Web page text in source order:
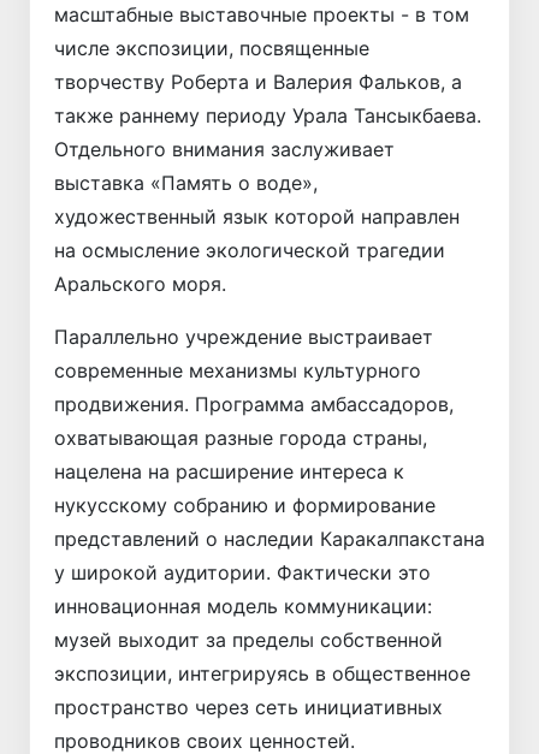
масштабные выставочные проекты - в том
числе экспозиции, посвященные
творчеству Роберта и Валерия Фальков, а
также раннему периоду Урала Тансыкбаева.
Отдельного внимания заслуживает
выставка «Память о воде»,
художественный язык которой направлен
на осмысление экологической трагедии
Аральского моря.
Параллельно учреждение выстраивает
современные механизмы культурного
продвижения. Программа амбассадоров,
охватывающая разные города страны,
нацелена на расширение интереса к
нукусскому собранию и формирование
представлений о наследии Каракалпакстана
у широкой аудитории. Фактически это
инновационная модель коммуникации:
музей выходит за пределы собственной
экспозиции, интегрируясь в общественное
пространство через сеть инициативных
проводников своих ценностей.